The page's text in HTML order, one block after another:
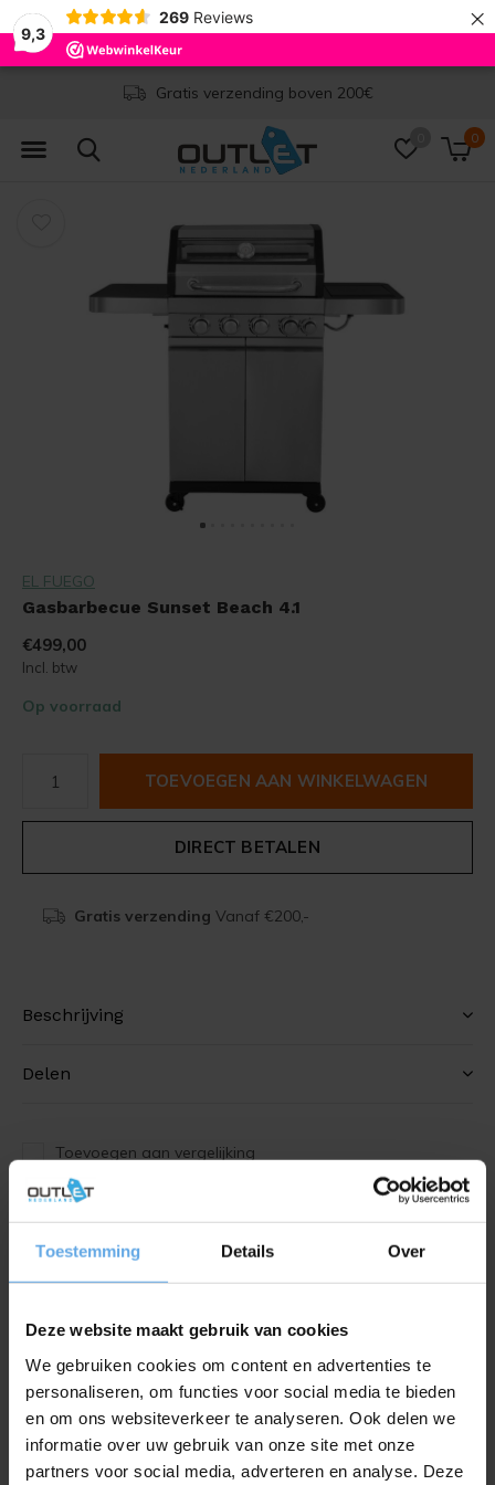
Toestemming Details Over
Deze website maakt gebruik van cookies
We gebruiken cookies om content en advertenties te
personaliseren, om functies voor social media te bieden
en om ons websiteverkeer te analyseren. Ook delen we
informatie over uw gebruik van onze site met onze
partners voor social media, adverteren en analyse. Deze
9,3
269 Reviews ×
0
Gratis verzending boven 200€
EL FUEGO
Gasbarbecue Sunset Beach 4.1
€499,00
Incl. btw
Op voorraad
TOEVOEGEN AAN WINKELWAGEN
DIRECT BETALEN
Gratis verzending Vanaf €200,-
Beschrijving
Delen
Toevoegen aan vergelijking
houtskoolbarbecues. Het koken kan bijvoorbeeld binnen
enkele minuten beginnen, u hoeft zich geen zorgen te
maken over de rook van houtskool, het kookproces kan
nauwkeurig worden geregeld en het is ook veel
gemakkelijker te gebruiken in de late herfst of winter. Het